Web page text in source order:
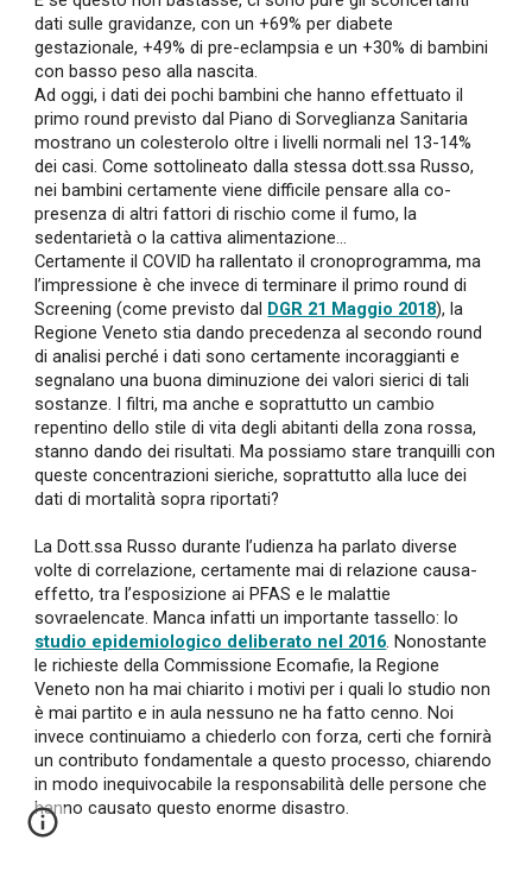
dati sulle gravidanze, con un +69% per diabete
gestazionale, +49% di pre-eclampsia e un +30% di bambini
con basso peso alla nascita.
Ad oggi, i dati dei pochi bambini che hanno effettuato il
primo round previsto dal Piano di Sorveglianza Sanitaria
mostrano un colesterolo oltre i livelli normali nel 13-14%
dei casi. Come sottolineato dalla stessa dott.ssa Russo,
nei bambini certamente viene difficile pensare alla co-
presenza di altri fattori di rischio come il fumo, la
sedentarietà o la cattiva alimentazione…
Certamente il COVID ha rallentato il cronoprogramma, ma
l’impressione è che invece di terminare il primo round di
Screening (come previsto dal DGR 21 Maggio 2018), la
Regione Veneto stia dando precedenza al secondo round
di analisi perché i dati sono certamente incoraggianti e
segnalano una buona diminuzione dei valori sierici di tali
sostanze. I filtri, ma anche e soprattutto un cambio
repentino dello stile di vita degli abitanti della zona rossa,
stanno dando dei risultati. Ma possiamo stare tranquilli con
queste concentrazioni sieriche, soprattutto alla luce dei
dati di mortalità sopra riportati?
La Dott.ssa Russo durante l’udienza ha parlato diverse
volte di correlazione, certamente mai di relazione causa-
effetto, tra l’esposizione ai PFAS e le malattie
sovraelencate. Manca infatti un importante tassello: lo
studio epidemiologico deliberato nel 2016. Nonostante
le richieste della Commissione Ecomafie, la Regione
Veneto non ha mai chiarito i motivi per i quali lo studio non
è mai partito e in aula nessuno ne ha fatto cenno. Noi
invece continuiamo a chiederlo con forza, certi che fornirà
un contributo fondamentale a questo processo, chiarendo
in modo inequivocabile la responsabilità delle persone che
hanno causato questo enorme disastro.